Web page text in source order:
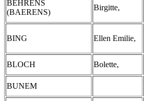
BEHRENS
(BAERENS)
Birgitte,
BING Ellen Emilie,
BLOCH Bolette,
BUNEM